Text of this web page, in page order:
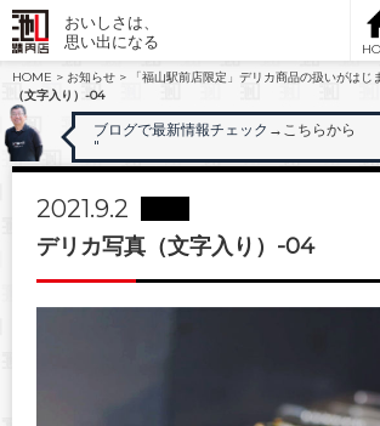
おいしさは、
思い出になる
HOME > お知らせ > 「福山駅前店限定」デリカ商品の扱いがはじ
（文字入り）-04
ブログで最新情報チェック →こちらから
"
2021.9.2
デリカ写真（文字入り）-04